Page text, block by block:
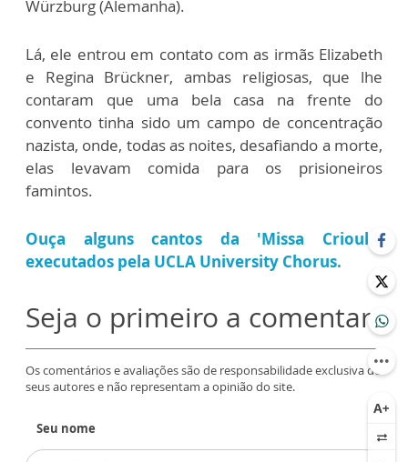
Würzburg (Alemanha).
Lá, ele entrou em contato com as irmãs Elizabeth
e Regina Brückner, ambas religiosas, que lhe
contaram que uma bela casa na frente do
convento tinha sido um campo de concentração
nazista, onde, todas as noites, desafiando a morte,
elas levavam comida para os prisioneiros
famintos.
Ouça alguns cantos da 'Missa Crioula'
executados pela UCLA University Chorus.
Seja o primeiro a comentar
Os comentários e avaliações são de responsabilidade exclusiva de
seus autores e não representam a opinião do site.
Seu nome